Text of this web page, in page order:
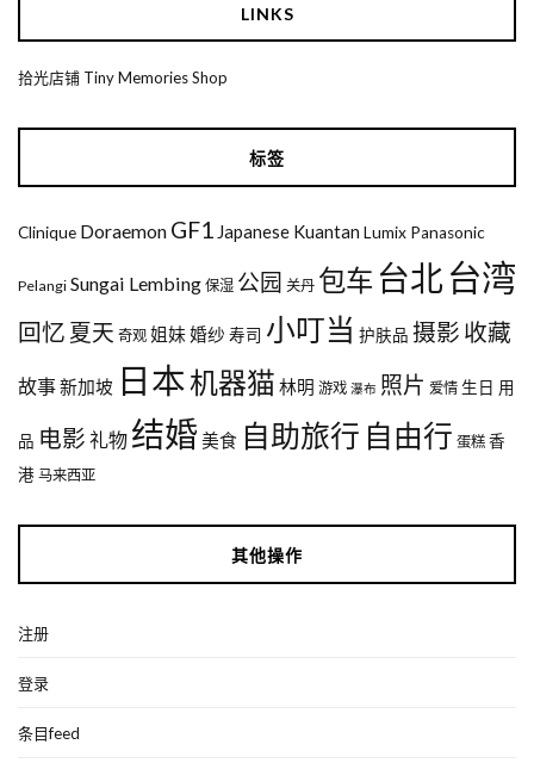
LINKS
拾光店铺 Tiny Memories Shop
标签
Clinique Doraemon GF1 Japanese Kuantan Lumix Panasonic
Pelangi Sungai Lembing 保湿 公园 关丹 包车 台北 台湾
回忆 夏天 奇观 姐妹婚纱 寿司 小叮当 护肤品 摄影 收藏
故事新加坡 日本机器猫 林明 游戏 瀑布 照片 爱情 生日 用
品 电影 礼物 结婚美食 自助旅行 自由行 蛋糕 香
港 马来西亚
其他操作
注册
登录
条目feed